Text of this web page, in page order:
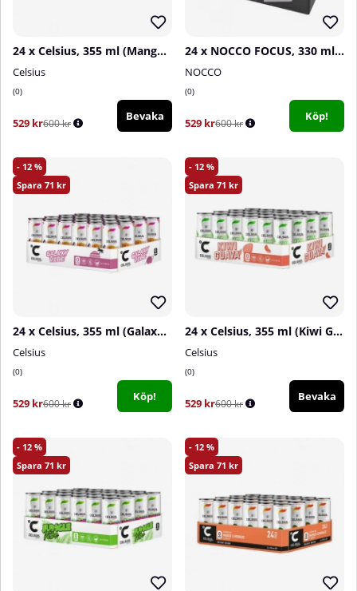
24 x Celsius, 355 ml (Mango Passion)
Celsius
0
529 kr600 kr
Bevaka
24 x NOCCO FOCUS, 330 ml (The Berries)
NOCCO
0
529 kr600 kr
Köp!
12
71
24 x Celsius, 355 ml (Galaxy Vibe)
Celsius
0
529 kr600 kr
Köp!
12
71
24 x Celsius, 355 ml (Kiwi Guava)
Celsius
0
529 kr600 kr
Bevaka
12
71
12
71